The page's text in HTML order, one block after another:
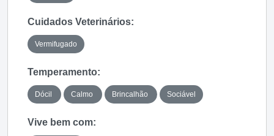
Cuidados Veterinários:
Vermifugado
Temperamento:
Dócil Calmo Brincalhão Sociável
Vive bem com: